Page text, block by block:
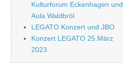
Kulturforum Eckenhagen und
Aula Waldbröl
LEGATO Konzert und JBO
Konzert LEGATO 25.März
2023